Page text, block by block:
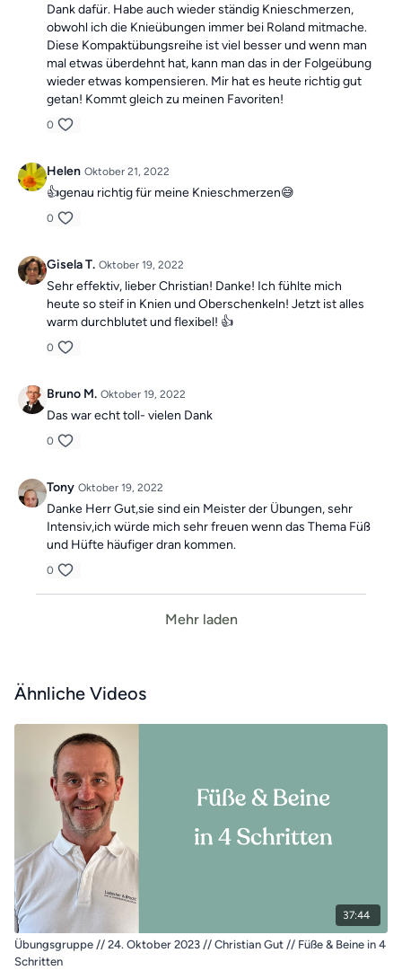
Dank dafür. Habe auch wieder ständig Knieschmerzen,
obwohl ich die Knieübungen immer bei Roland mitmache.
Diese Kompaktübungsreihe ist viel besser und wenn man
mal etwas überdehnt hat, kann man das in der Folgeübung
wieder etwas kompensieren. Mir hat es heute richtig gut
getan! Kommt gleich zu meinen Favoriten!
0
Helen Oktober 21, 2022
👍genau richtig für meine Knieschmerzen😅
0
Gisela T. Oktober 19, 2022
Sehr effektiv, lieber Christian! Danke! Ich fühlte mich
heute so steif in Knien und Oberschenkeln! Jetzt ist alles
warm durchblutet und flexibel! 👍
0
Bruno M. Oktober 19, 2022
Das war echt toll- vielen Dank
0
Tony Oktober 19, 2022
Danke Herr Gut,sie sind ein Meister der Übungen, sehr
Intensiv,ich würde mich sehr freuen wenn das Thema Füß
und Hüfte häufiger dran kommen.
0
Mehr laden
Ähnliche Videos
37:44
Übungsgruppe // 24. Oktober 2023 // Christian Gut // Füße & Beine in 4
Schritten